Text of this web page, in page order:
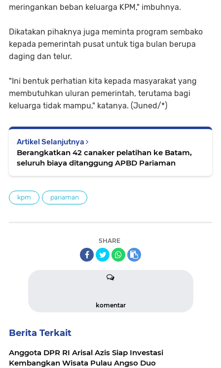
meringankan beban keluarga KPM," imbuhnya.
Dikatakan pihaknya juga meminta program sembako
kepada pemerintah pusat untuk tiga bulan berupa
daging dan telur.
"Ini bentuk perhatian kita kepada masyarakat yang
membutuhkan uluran pemerintah, terutama bagi
keluarga tidak mampu," katanya. (Juned/*)
Artikel Selanjutnya
Berangkatkan 42 canaker pelatihan ke Batam,
seluruh biaya ditanggung APBD Pariaman
kpm pariaman
SHARE
komentar
Berita Terkait
Anggota DPR RI Arisal Azis Siap Investasi
Kembangkan Wisata Pulau Angso Duo